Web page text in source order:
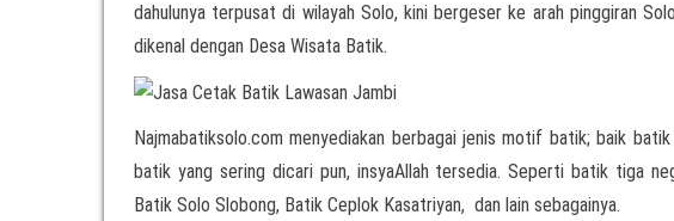
dahulunya terpusat di wilayah Solo, kini bergeser ke arah pinggiran
dikenal dengan Desa Wisata Batik.
Najmabatiksolo.com menyediakan berbagai jenis motif batik; baik
batik yang sering dicari pun, insyaAllah tersedia. Seperti batik tiga
Batik Solo Slobong, Batik Ceplok Kasatriyan, dan lain sebagainya.